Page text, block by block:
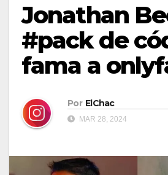
Jonathan
#pack de
fama a
Por ElChac
MAR 28, 2024